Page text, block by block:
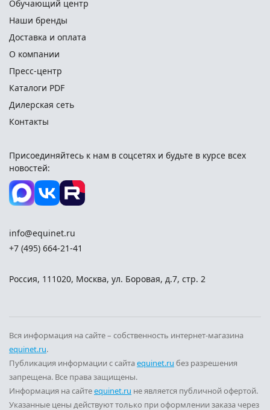
Обучающий центр
Наши бренды
Доставка и оплата
О компании
Пресс-центр
Каталоги PDF
Дилерская сеть
Контакты
Присоединяйтесь к нам в соцсетях и будьте в курсе всех
новостей:
info@equinet.ru
+7 (495) 664-21-41
Россия, 111020, Москва, ул. Боровая, д.7, стр. 2
Вся информация на сайте – собственность интернет-магазина
equinet.ru.
Публикация информации с сайтаequinet.ru без разрешения
запрещена. Все права защищены.
Информация на сайтеequinet.ru не является публичной офертой.
Указанные цены действуют только при оформлении заказа через